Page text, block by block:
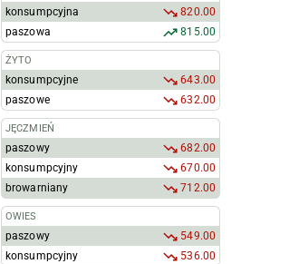
konsumpcyjna
820.00
paszowa
815.00
ŻYTO
konsumpcyjne
643.00
paszowe
632.00
JĘCZMIEŃ
paszowy
682.00
konsumpcyjny
670.00
browarniany
712.00
OWIES
paszowy
549.00
konsumpcyjny
536.00